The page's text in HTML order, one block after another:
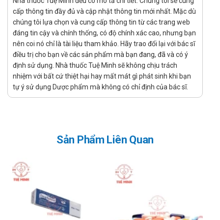
diễn tiến của bệnh. Để có liều dùng phù hợp, bạn cần
tham khảo ý kiến bác sĩ hoặc chuyên viên y tế.
Lưu ý khi sử dụng Kavasdin 10mg
Khapharco
Sử dụng thận trọng cho người giảm chức năng gan, hẹp
động mạch chủ, suy tim sau nhồi máu cơ tim cấp.
Kavasdin 10mg Khapharco phù hợp dùng
Tác dụng phụ có thể gặp phải
Thường gặp, ADR > 1/100
Toàn thân: Phù cổ chân, nhức đầu, chóng mặt, đỏ
bừng mặt và có cảm giác nóng, mệt mỏi, suy nhược.
Tuần hoàn: Đánh trống ngực.
Thần kinh trung ương: Chuột rút.
cấp thông tin đầy đủ và cập nhật thông tin mới nhất. Mặc dù
chúng tôi lựa chọn và cung cấp thông tin từ các trang web
đáng tin cậy và chính thống, có độ chính xác cao, nhưng bạn
nên coi nó chỉ là tài liệu tham khảo. Hãy trao đổi lại với bác sĩ
điều trị cho bạn về các sản phẩm mà bạn đang, đã và có ý
định sử dụng. Nhà thuốc Tuệ Minh sẽ không chịu trách
nhiệm với bất cứ thiệt hại hay mất mát gì phát sinh khi bạn
tự ý sử dụng Dược phẩm mà không có chỉ định của bác sĩ.
Sản Phẩm Liên Quan